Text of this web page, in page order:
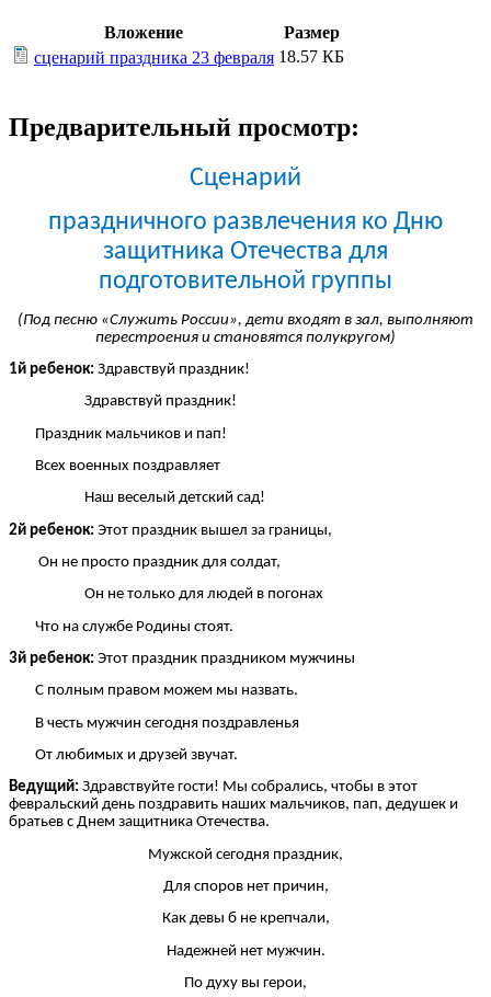
Вложение
Размер
сценарий праздника 23 февраля 18.57 КБ
Предварительный просмотр:
Сценарий
праздничного развлечения ко Дню
защитника Отечества для
подготовительной группы
(Под песню «Служить России», дети входят в зал, выполняют
перестроения и становятся полукругом)
1й ребенок: Здравствуй праздник!
Здравствуй праздник!
Праздник мальчиков и пап!
Всех военных поздравляет
Наш веселый детский сад!
2й ребенок: Этот праздник вышел за границы,
Он не просто праздник для солдат,
Он не только для людей в погонах
Что на службе Родины стоят.
3й ребенок: Этот праздник праздником мужчины
С полным правом можем мы назвать.
В честь мужчин сегодня поздравленья
От любимых и друзей звучат.
Ведущий: Здравствуйте гости! Мы собрались, чтобы в этот
февральский день поздравить наших мальчиков, пап, дедушек и
братьев с Днем защитника Отечества.
Мужской сегодня праздник,
Для споров нет причин,
Как девы б не крепчали,
Надежней нет мужчин.
По духу вы герои,